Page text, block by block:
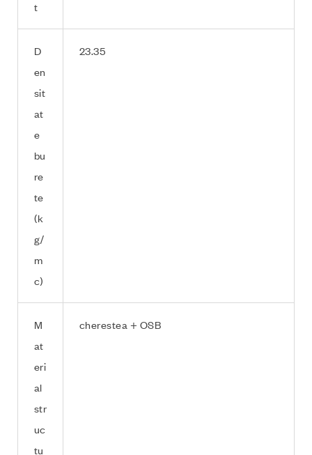
t
D
en
sit
at
e
bu
re
te
(k
g/
m
c)
23.35
M
at
eri
al
str
uc
tu
cherestea + OSB